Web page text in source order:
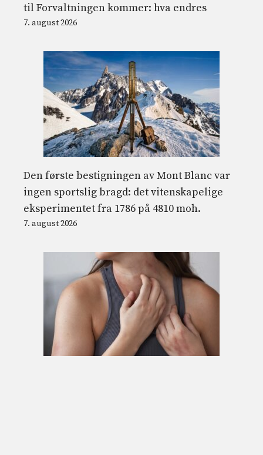
til Forvaltningen kommer: hva endres
7. august 2026
Den første bestigningen av Mont Blanc var
ingen sportslig bragd: det vitenskapelige
eksperimentet fra 1786 på 4810 moh.
7. august 2026